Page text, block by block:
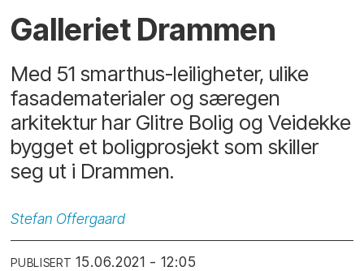
Galleriet Drammen
Med 51 smarthus-leiligheter, ulike
fasadematerialer og særegen
arkitektur har Glitre Bolig og Veidekke
bygget et boligprosjekt som skiller
seg ut i Drammen.
Stefan Offergaard
PUBLISERT 15.06.2021 - 12:05